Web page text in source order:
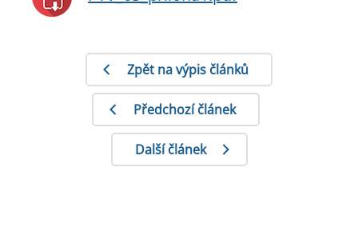
Zpět na výpis článků
Předchozí článek
Další článek